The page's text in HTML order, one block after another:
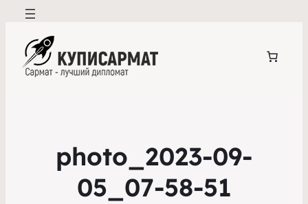
photo_2023-09-
05_07-58-51